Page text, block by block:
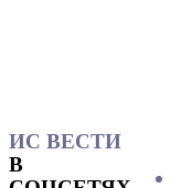
ИС ВЕСТИ
В